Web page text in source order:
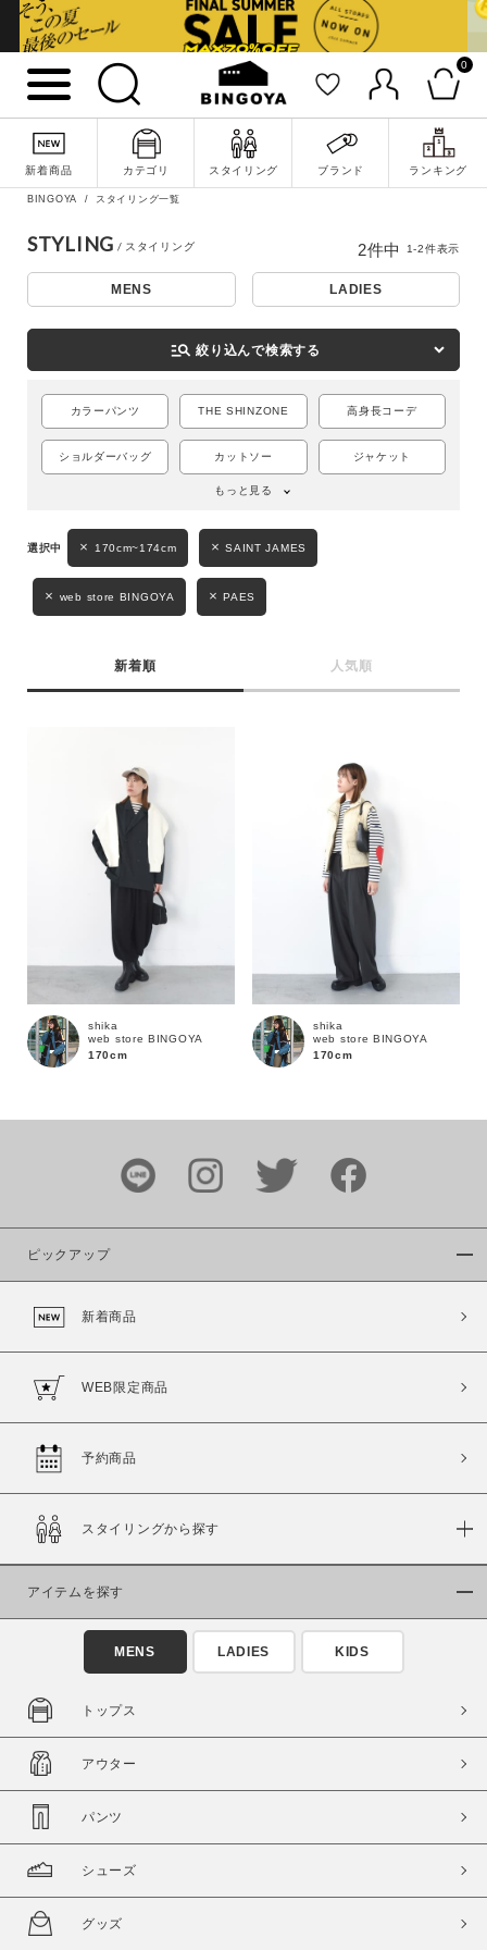
0
新着商品 カテゴリ スタイリング ブランド ランキング
詳細検索
キーワード
MENS LADIES
カテゴリ
商品タイプ
セール価格
在庫
BINGOYA スタイリング一覧
STYLING
MENS LADIES
manage_search 絞り込んで検索する
カラーパンツ THE SHINZONE 高身長コーデ
ショルダーバッグ カットソー ジャケット
もっと見る
170cm~174cm SAINT JAMES
web store BINGOYA PAES
新着順 人気順
2件中 1-2件表示
shika
web store BINGOYA
170cm
shika
web store BINGOYA
170cm
ピックアップ
新着商品
WEB限定商品
予約商品
スタイリングから探す
アイテムを探す
MENS LADIES KIDS
トップス
アウター
パンツ
シューズ
グッズ